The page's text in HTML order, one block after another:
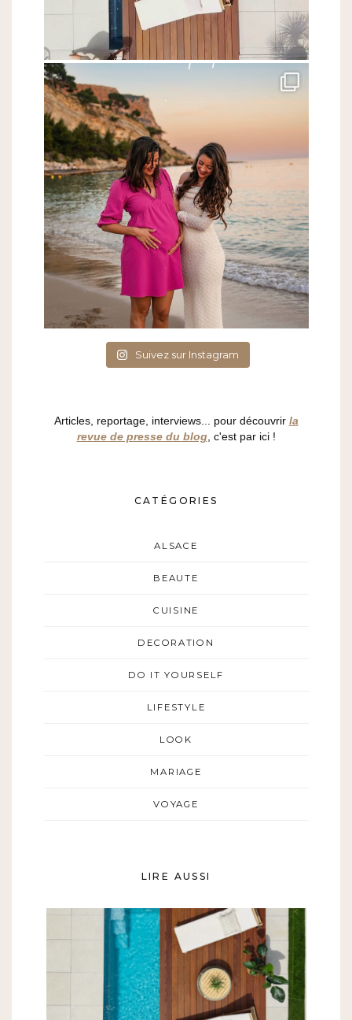
Suivez sur Instagram
Articles, reportage, interviews... pour découvrir la
revue de presse du blog, c'est par ici !
CATÉGORIES
ALSACE
BEAUTE
CUISINE
DECORATION
DO IT YOURSELF
LIFESTYLE
LOOK
MARIAGE
VOYAGE
LIRE AUSSI